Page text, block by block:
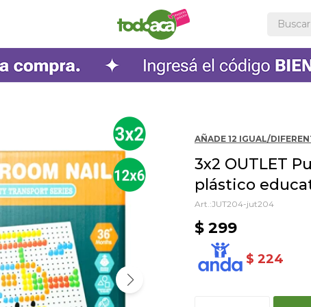
AÑADE 12 IGUAL/
3x2 OUTLET
plástico
JUT204-jut204
$ 299
$ 224